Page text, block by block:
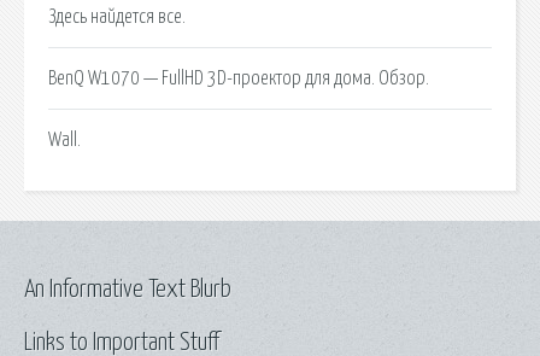
Здесь найдется все.
BenQ W1070 — FullHD 3D-проектор для дома. Обзор.
Wall.
Links to Important Stuff
An Informative Text Blurb